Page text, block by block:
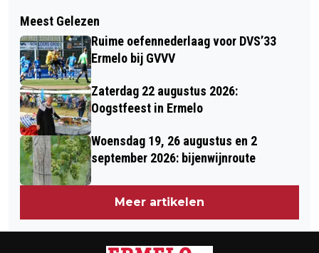
BENJAMIN ROEMEON EN STEF
NIJLAND VERLENGEN CONTRACT BIJ
DVS’33 ERMELO
SAMEN STERK VOOR EEN LEEFBAAR
THUIS
Meest Gelezen
Ruime oefennederlaag voor DVS’33
Ermelo bij GVVV
Zaterdag 22 augustus 2026:
Oogstfeest in Ermelo
Woensdag 19, 26 augustus en 2
september 2026: bijenwijnroute
Meer artikelen